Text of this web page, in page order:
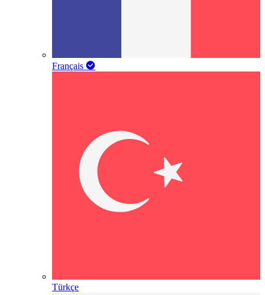
Français
Türkçe